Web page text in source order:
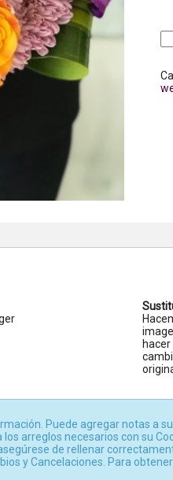
en
de
Puede agregar notas a
arreglos necesarios con su
de rellenar
y Cancelaciones. Para